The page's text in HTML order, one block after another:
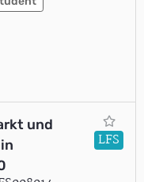
und
LFS